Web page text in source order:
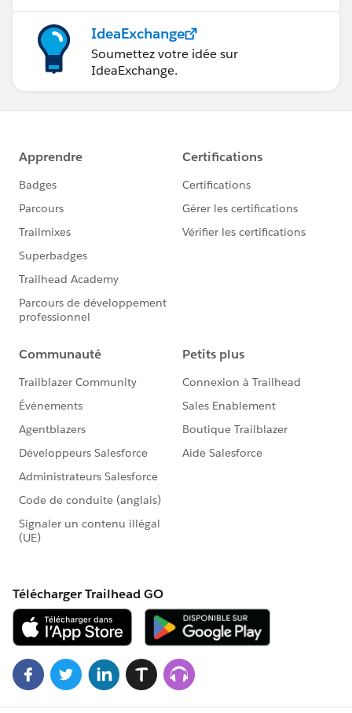
IdeaExchange
Soumettez votre idée sur
IdeaExchange.